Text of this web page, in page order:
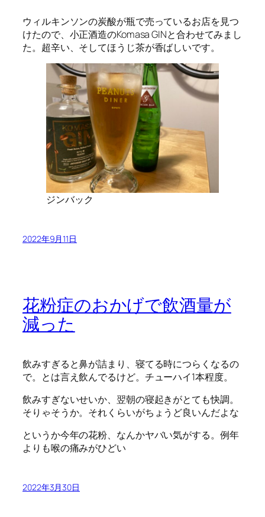
ウィルキンソンの炭酸が瓶で売っているお店を見つ
けたので、小正酒造のKomasa GINと合わせてみまし
た。超辛い、そしてほうじ茶が香ばしいです。
ジンバック
2022年9月11日
花粉症のおかげで飲酒量が
減った
飲みすぎると鼻が詰まり、寝てる時につらくなるの
で。とは言え飲んでるけど。チューハイ1本程度。
飲みすぎないせいか、翌朝の寝起きがとても快調。
そりゃそうか。それくらいがちょうど良いんだよな
というか今年の花粉、なんかヤバい気がする。例年
よりも喉の痛みがひどい
2022年3月30日